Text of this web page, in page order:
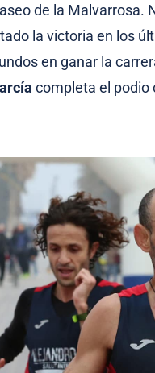
de la Malvarrosa.
la victoria en los
en ganar la
completa el podio